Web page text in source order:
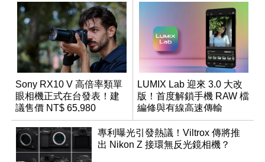
Sony RX10 V 高倍率類單
眼相機正式在台發表！建
議售價 NT$ 65,980
LUMIX Lab 迎來 3.0 大改
版！首度解鎖手機 RAW 檔
編修與有線高速傳輸
專利曝光引發熱議！Viltrox 傳將推
出 Nikon Z 接環無反光鏡相機？